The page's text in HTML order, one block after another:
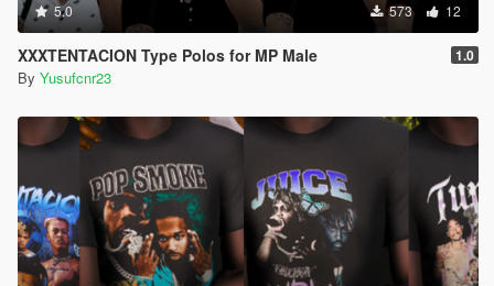
5.0 573 12
XXXTENTACION Type Polos for MP Male 1.0
By Yusufcnr23